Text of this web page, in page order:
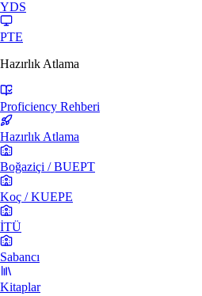
YDS
PTE
Hazırlık Atlama
Proficiency Rehberi
Hazırlık Atlama
Boğaziçi / BUEPT
Koç / KUEPE
İTÜ
Sabancı
Kitaplar